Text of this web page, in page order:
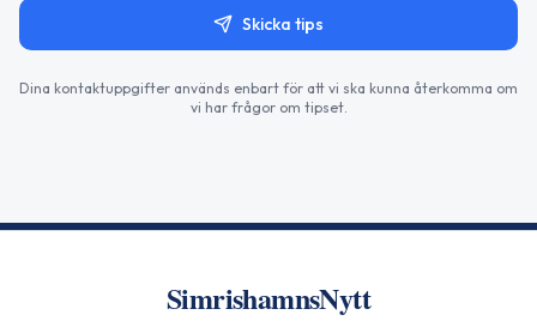
Skicka tips
Dina kontaktuppgifter används enbart för att vi ska kunna återkomma om
vi har frågor om tipset.
SimrishamnsNytt